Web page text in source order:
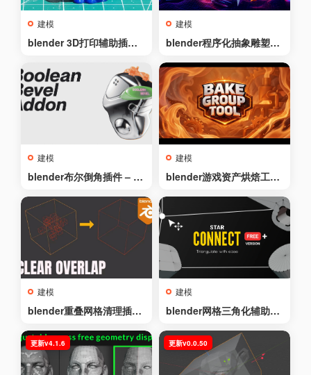
建模
blender 3D打印辅助插件
4
建模
blender程序化抽象雕塑生
ator v0.1.7
建模
blender布尔倒角插件 – B
建模
blender游戏资产烘焙工具
建模
blender重叠网格清理插件
建模
blender网格三角化辅助插
1.0.3
更新v4.1.6 更新v0.0.50